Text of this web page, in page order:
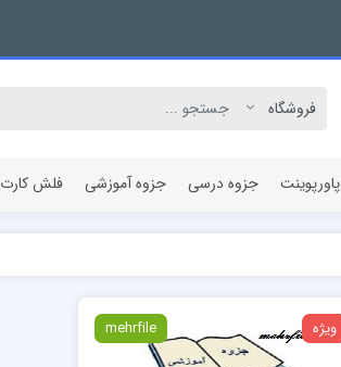
مقاله پژوهشی
پاورپوینت جزوه درسی جزوه آموزشی فلش کارت
ویژه mehrfile